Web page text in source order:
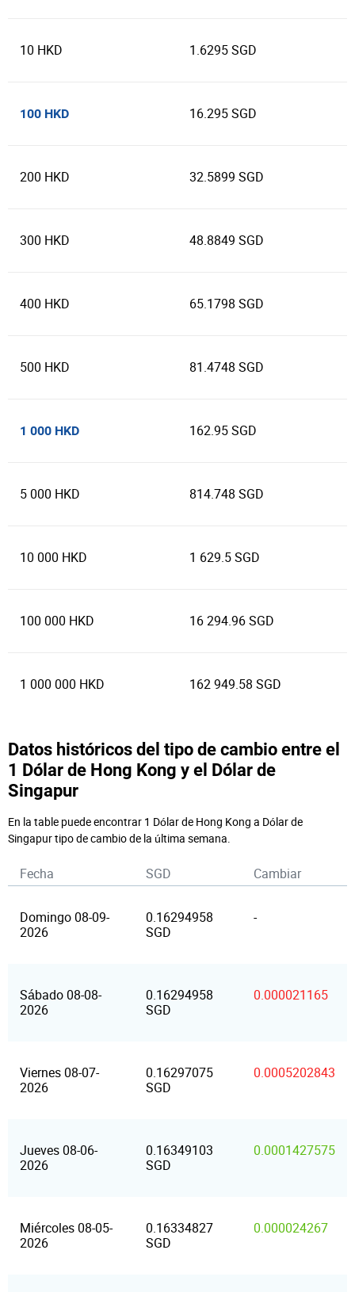
10 HKD 1.6295 SGD
100 HKD 16.295 SGD
200 HKD 32.5899 SGD
300 HKD 48.8849 SGD
400 HKD 65.1798 SGD
500 HKD 81.4748 SGD
1 000 HKD 162.95 SGD
5 000 HKD 814.748 SGD
10 000 HKD 1 629.5 SGD
100 000 HKD 16 294.96 SGD
1 000 000 HKD 162 949.58 SGD
Datos históricos del tipo de cambio entre el
1 Dólar de Hong Kong y el Dólar de
Singapur
En la table puede encontrar 1 Dólar de Hong Kong a Dólar de
Singapur tipo de cambio de la última semana.
Fecha SGD Cambiar
Domingo 08-09-
2026
0.16294958
SGD
-
Sábado 08-08-
2026
0.16294958
SGD
0.000021165
Viernes 08-07-
2026
0.16297075
SGD
0.0005202843
Jueves 08-06-
2026
0.16349103
SGD
0.0001427575
Miércoles 08-05-
2026
0.16334827
SGD
0.000024267